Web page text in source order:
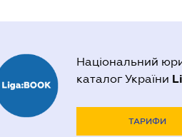
Національний
каталог України
ТАРИФИ